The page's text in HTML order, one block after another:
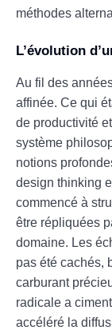
méthodes
L’évolution
Au fil des
affinée. Ce qui
de productivité
système
notions
design thinking
commencé à
être répliquées
domaine. Les
pas été cachés,
carburant
radicale a
accéléré la